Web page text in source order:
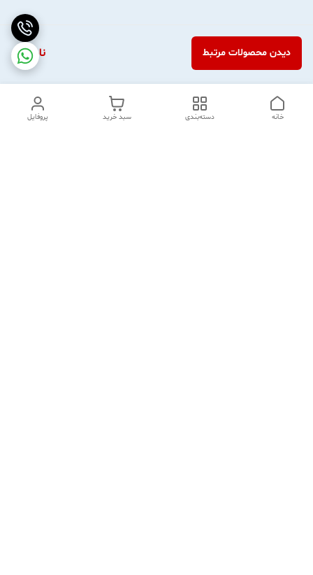
ناموجود دیدن محصولات مرتبط
پروفایل سبد خرید دسته‌بندی خانه